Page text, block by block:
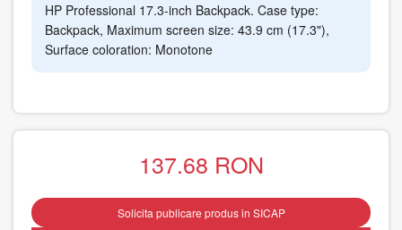
HP Professional 17.3-inch Backpack. Case type:
Backpack, Maximum screen size: 43.9 cm (17.3"),
Surface coloration: Monotone
137.68 RON
Solicita publicare produs in SICAP